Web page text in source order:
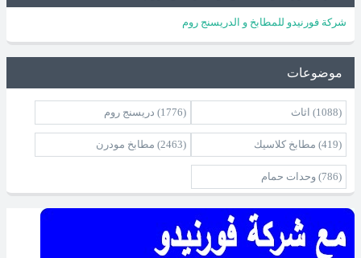
شركة فورنيدو للمطابخ و الدريسنج روم
موضوعات
اثاث (1088) دريسنج روم (1776)
مطابخ كلاسيك (419) مطابخ مودرن (2463)
وحدات حمام (786)